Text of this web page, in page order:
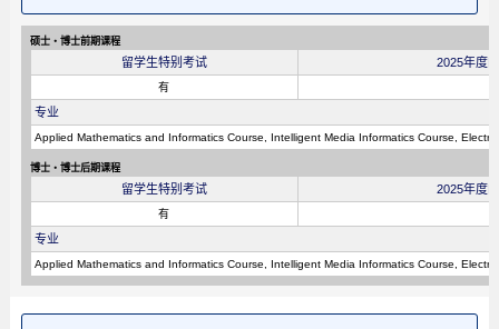
硕士・博士前期课程
留学生特别考试 2025年度
有
专业
Applied Mathematics and Informatics Course, Intelligent Media Informatics Course,
博士・博士后期课程
留学生特别考试 2025年度
有
专业
Applied Mathematics and Informatics Course, Intelligent Media Informatics Course,